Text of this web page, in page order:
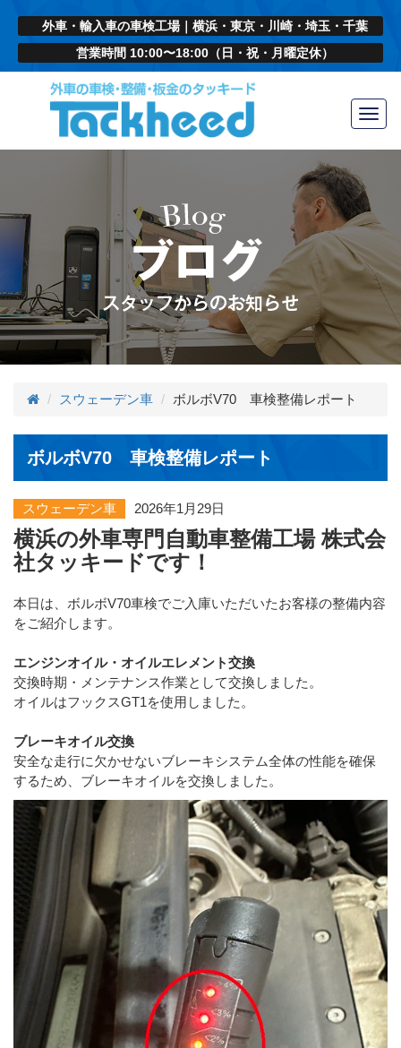
外車・輸入車の車検工場｜横浜・東京・川崎・埼玉・千葉
営業時間 10:00〜18:00（日・祝・月曜定休）
スウェーデン車 ボルボV70 車検整備レポート
ボルボV70 車検整備レポート
スウェーデン車 2026年1月29日
横浜の外車専門自動車整備工場 株式会
社タッキードです！
本日は、ボルボV70車検でご入庫いただいたお客様の整備内容
をご紹介します。
エンジンオイル・オイルエレメント交換
交換時期・メンテナンス作業として交換しました。
オイルはフックスGT1を使用しました。
ブレーキオイル交換
安全な走行に欠かせないブレーキシステム全体の性能を確保
するため、ブレーキオイルを交換しました。